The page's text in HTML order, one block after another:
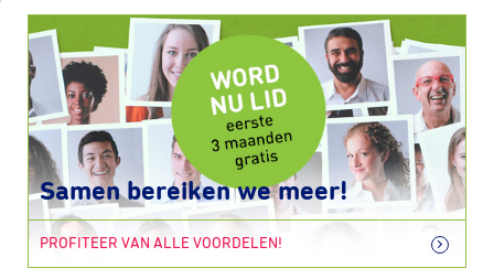
Samen bereiken we meer!
PROFITEER VAN ALLE VOORDELEN!